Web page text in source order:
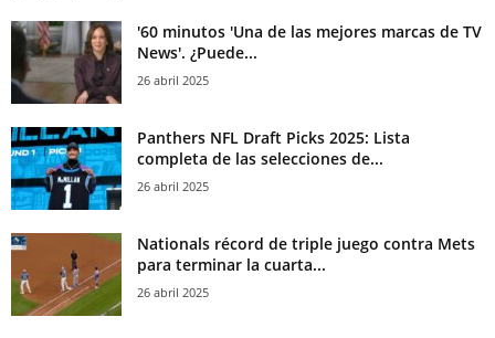
'60 minutos 'Una de las mejores marcas de TV
News'. ¿Puede...
26 abril 2025
Panthers NFL Draft Picks 2025: Lista
completa de las selecciones de...
26 abril 2025
Nationals récord de triple juego contra Mets
para terminar la cuarta...
26 abril 2025